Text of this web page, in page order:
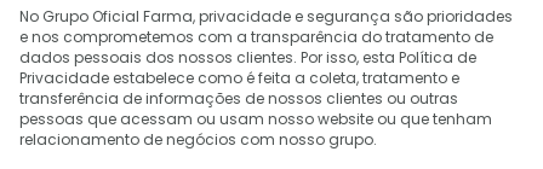
No Grupo Oficial Farma, privacidade e segurança são prioridades
e nos comprometemos com a transparência do tratamento de
dados pessoais dos nossos clientes. Por isso, esta Política de
Privacidade estabelece como é feita a coleta, tratamento e
transferência de informações de nossos clientes ou outras
pessoas que acessam ou usam nosso website ou que tenham
relacionamento de negócios com nosso grupo.